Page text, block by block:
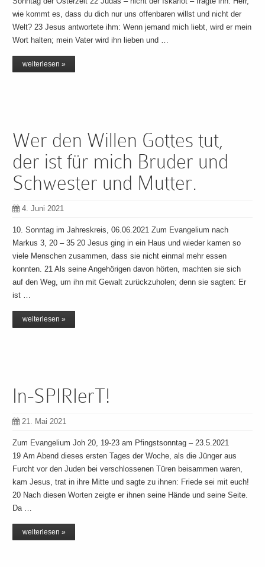
wie kommt es, dass du dich nur uns offenbaren willst und nicht der
Welt? 23 Jesus antwortete ihm: Wenn jemand mich liebt, wird er mein
Wort halten; mein Vater wird ihn lieben und …
weiterlesen »
Wer den Willen Gottes tut,
der ist für mich Bruder und
Schwester und Mutter.
4. Juni 2021
10. Sonntag im Jahreskreis, 06.06.2021 Zum Evangelium nach
Markus 3, 20 – 35 20 Jesus ging in ein Haus und wieder kamen so
viele Menschen zusammen, dass sie nicht einmal mehr essen
konnten. 21 Als seine Angehörigen davon hörten, machten sie sich
auf den Weg, um ihn mit Gewalt zurückzuholen; denn sie sagten: Er
ist …
weiterlesen »
In-SPIRIerT!
21. Mai 2021
Zum Evangelium Joh 20, 19-23 am Pfingstsonntag – 23.5.2021
19 Am Abend dieses ersten Tages der Woche, als die Jünger aus
Furcht vor den Juden bei verschlossenen Türen beisammen waren,
kam Jesus, trat in ihre Mitte und sagte zu ihnen: Friede sei mit euch!
20 Nach diesen Worten zeigte er ihnen seine Hände und seine Seite.
Da …
weiterlesen »